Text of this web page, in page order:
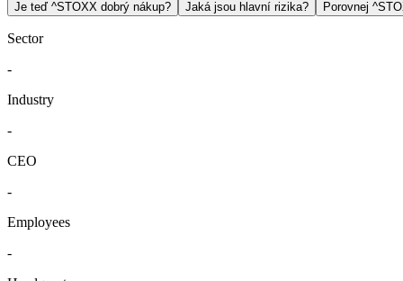
Je teď ^STOXX dobrý nákup? Jaká jsou hlavní rizika? Porovnej
Sector
-
Industry
-
CEO
-
Employees
-